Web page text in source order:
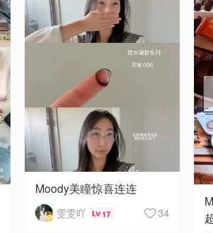
Moody美瞳惊喜连连
雯雯吖 17 34